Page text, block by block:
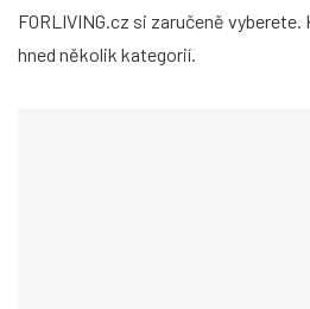
FORLIVING.cz si zaručeně
hned několik kategorií.